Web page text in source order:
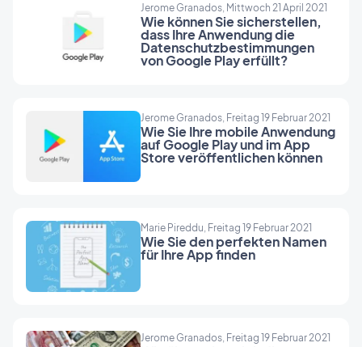
Jerome Granados, Mittwoch 21 April 2021
Wie können Sie sicherstellen,
dass Ihre Anwendung die
Datenschutzbestimmungen
von Google Play erfüllt?
Jerome Granados, Freitag 19 Februar 2021
Wie Sie Ihre mobile Anwendung
auf Google Play und im App
Store veröffentlichen können
Marie Pireddu, Freitag 19 Februar 2021
Wie Sie den perfekten Namen
für Ihre App finden
Jerome Granados, Freitag 19 Februar 2021